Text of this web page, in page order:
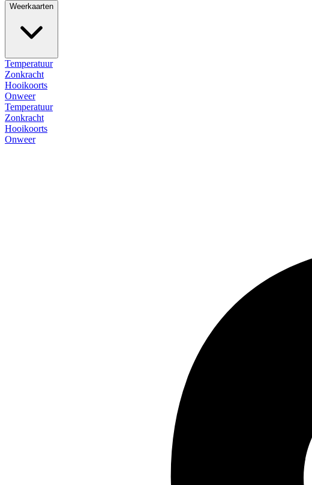
Weerkaarten
Temperatuur
Zonkracht
Hooikoorts
Onweer
Temperatuur
Zonkracht
Hooikoorts
Onweer